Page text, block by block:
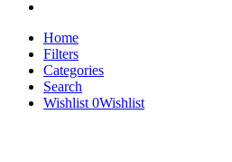
Home
Filters
Categories
Search
Wishlist0Wishlist